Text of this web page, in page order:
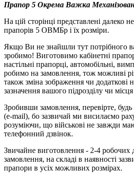
Прапор 5 Окрема Важка
На цій сторінці представлені далеко
прапорів 5 ОВМБр і їх розміри.
Якщо Ви не знайшли тут потрібного
зробимо! Виготовимо кабінетні
настільні прапорці, автомобільні,
робимо на замовлення, тож можливі
також зміна зображення чи додаткові
зазначення вашого підрозділу чи
Зробивши замовлення, перевірте,
(e-mail), бо зазвичай ми висилаємо
розуміючи, що військові не завжди
телефонний дзвінок.
Звичайне виготовлення - 2-4 робочих
замовлення, на складі в наявності
прапори в усіх можливих розмірах.